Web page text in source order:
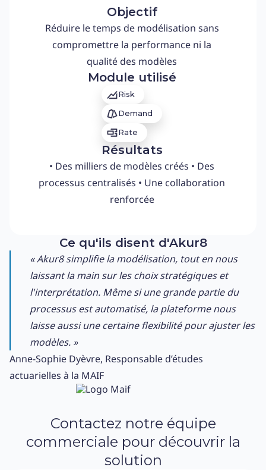
Objectif
Réduire le temps de modélisation sans
compromettre la performance ni la
qualité des modèles
Module utilisé
Risk
Demand
Rate
Résultats
• Des milliers de modèles créés • Des
processus centralisés • Une collaboration
renforcée
Ce qu'ils disent d'Akur8
« Akur8 simplifie la modélisation, tout en nous
laissant la main sur les choix stratégiques et
l'interprétation. Même si une grande partie du
processus est automatisé, la plateforme nous
laisse aussi une certaine flexibilité pour ajuster les
modèles. »
Anne-Sophie Dyèvre, Responsable d’études
actuarielles à la MAIF
Contactez notre équipe
commerciale pour découvrir la
solution